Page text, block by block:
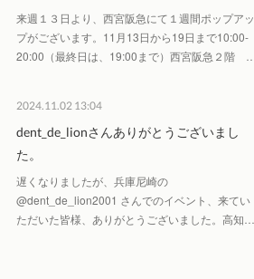
来週１３日より、西宮阪急にて１週間ポップアッ
プがございます。11月13日から19日まで10:00-
20:00（最終日は、19:00まで）西宮阪急２階 …
2024.11.02 13:04
dent_de_lionさんありがとうございまし
た。
遅くなりましたが、兵庫尼崎の
@dent_de_lion2001 さんでのイベント、来てい
ただいた皆様、ありがとうございました。高知…